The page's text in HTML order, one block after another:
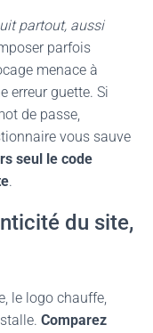
partout, aussi
parfois
menace à
erreur guette. Si
de passe,
vous sauve
seul le code
.
du site,
le logo chauffe,
Comparez